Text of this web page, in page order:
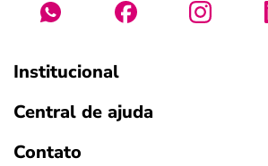
Institucional
Central de ajuda
Contato